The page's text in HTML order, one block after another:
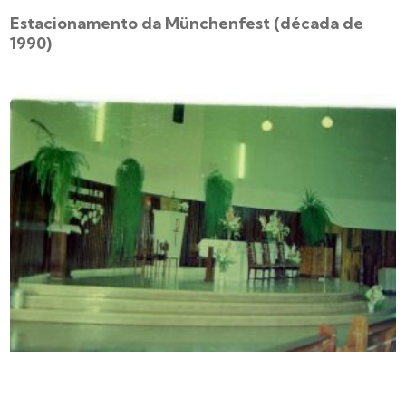
Estacionamento da Münchenfest (década de
1990)